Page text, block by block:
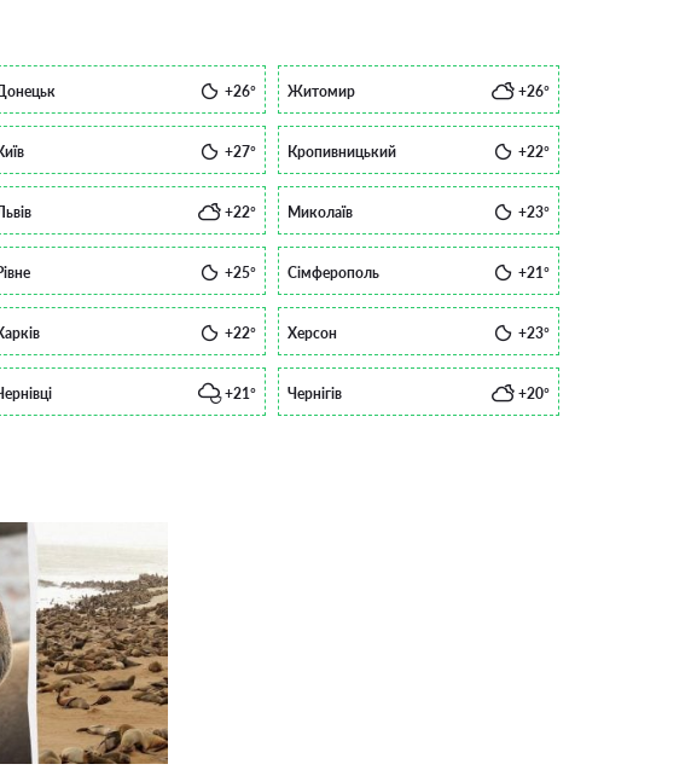
+26° Житомир +26°
+27° Кропивницький +22°
+22° Миколаїв +23°
+25° Сімферополь +21°
+22° Херсон +23°
+21° Чернігів +20°